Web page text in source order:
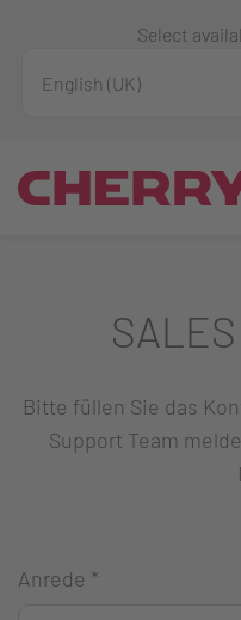
Select
Bitte füllen Sie das
Support Team
Anrede *